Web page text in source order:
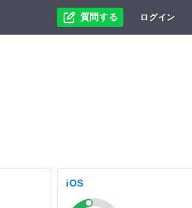
質問する ログイン
iOS